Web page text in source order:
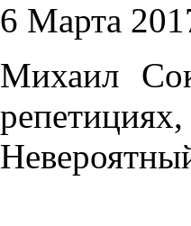
6 Марта
Михаил